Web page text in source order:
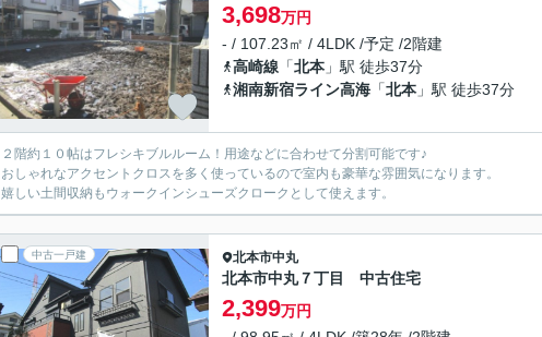
3,698万円
- / 107.23㎡ / 4LDK /予定 /2階建
高崎線 「北本 」駅 徒歩37分
湘南新宿ライン高海 「北本 」駅 徒歩37分
２階約１０帖はフレシキブルルーム！用途などに合わせて分割可能です♪
おしゃれなアクセントクロスを多く使っているので室内も豪華な雰囲気になります。
嬉しい土間収納もウォークインシューズクロークとして使えます。
中古一戸建 北本市中丸
北本市中丸７丁目 中古住宅
2,399万円